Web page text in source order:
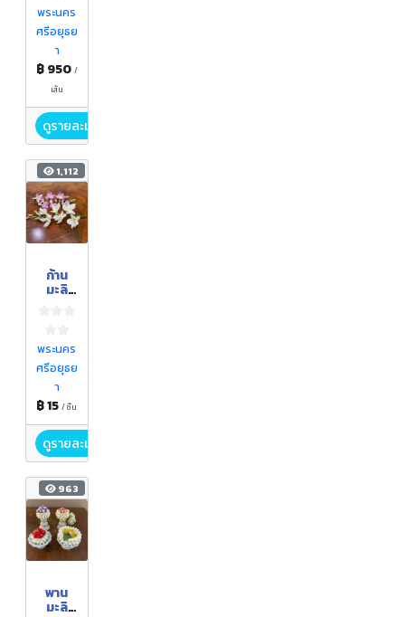
เมตร
พระนคร
ศรีอยุธย
า
฿ 950 /
เส้น
ดูรายละเอียด
1,112
ก้าน
มะลิ
ช่อ
กุหลาบ
พระนคร
ศรีอยุธย
า
฿ 15/ ชิ้น
ดูรายละเอียด
963
พาน
มะลิ